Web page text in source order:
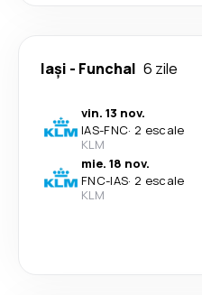
Iași - Funchal 6 zile
vin. 13 nov.
IAS-FNC· 2 escale
KLM
mie. 18 nov.
FNC-IAS· 2 escale
KLM